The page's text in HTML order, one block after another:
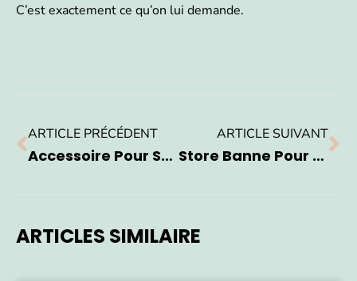
C’est exactement ce qu’on lui demande.
ARTICLE PRÉCÉDENT
Accessoire Pour Store Banne : Les 7 Pièces Indispensables Pour Votre Terrasse
ARTICLE SUIVANT
Store Banne Pour Fenêtre : Les Solutions Efficaces Pour Réduire Votre Chaleur Intérieure
ARTICLES SIMILAIRE